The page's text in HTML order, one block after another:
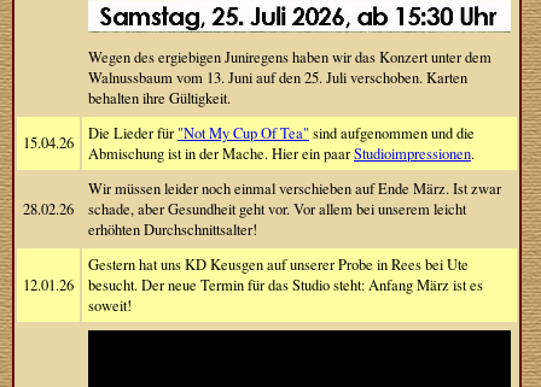
Wegen des ergiebigen Juniregens haben wir das Konzert unter dem
Walnussbaum vom 13. Juni auf den 25. Juli verschoben. Karten
behalten ihre Gültigkeit.
15.04.26 Die Lieder für "Not My Cup Of Tea" sind aufgenommen und die
Abmischung ist in der Mache. Hier ein paarStudioimpressionen.
28.02.26
Wir müssen leider noch einmal verschieben auf Ende März. Ist zwar
schade, aber Gesundheit geht vor. Vor allem bei unserem leicht
erhöhten Durchschnittsalter!
12.01.26
Gestern hat uns KD Keusgen auf unserer Probe in Rees bei Ute
besucht. Der neue Termin für das Studio steht: Anfang März ist es
soweit!